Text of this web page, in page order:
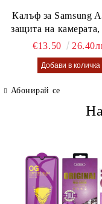
Калъф за Samsung
защита на
калъф Lusi
€13.50
Абонирай се